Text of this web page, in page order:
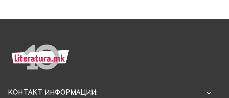
КОНТАКТ ИНФОРМАЦИИ: